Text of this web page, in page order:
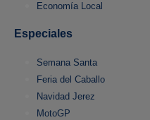
Economía Local
Especiales
Semana Santa
Feria del Caballo
Navidad Jerez
MotoGP